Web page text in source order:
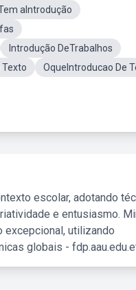
aIntrodução
Introdução DeTrabalhos
Texto
OqueIntroducao De
escolar, adotando
e entusiasmo.
excepcional, utilizando
globais -